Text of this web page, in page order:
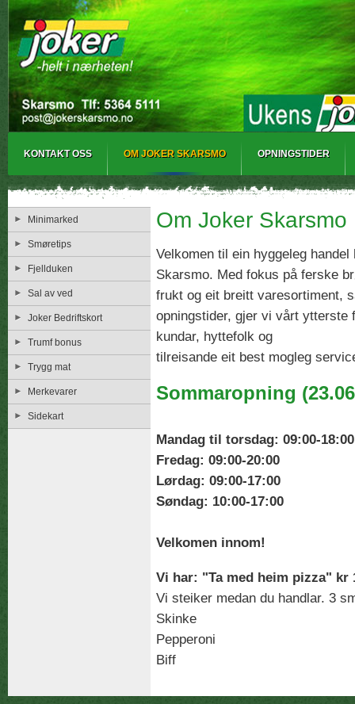
KONTAKT OSS OM JOKER SKARSMO OPNINGSTIDER
Minimarked
Smøretips
Fjellduken
Sal av ved
Joker Bedriftskort
Trumf bonus
Trygg mat
Merkevarer
Sidekart
Om Joker Skarsmo
Velkomen til ein hyggeleg handel
Skarsmo. Med fokus på ferske
frukt og eit breitt varesortiment,
opningstider, gjer vi vårt ytterste
kundar, hyttefolk og
tilreisande eit best mogleg
Sommaropning
Mandag til torsdag: 09:00-18:00
Fredag: 09:00-20:00
Lørdag: 09:00-17:00
Søndag: 10:00-17:00
Velkomen innom!
Vi har: "Ta med heim pizza" kr
Vi steiker medan du handlar. 3
Skinke
Pepperoni
Biff